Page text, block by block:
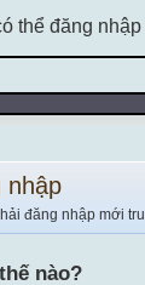
thể đăng
nhập
đăng nhập mới
nào?